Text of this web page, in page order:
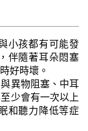
小孩都有可能發
伴隨著耳朵悶塞
好時壞。
異物阻塞、中耳
少會有一次以上
和聽力降低等症